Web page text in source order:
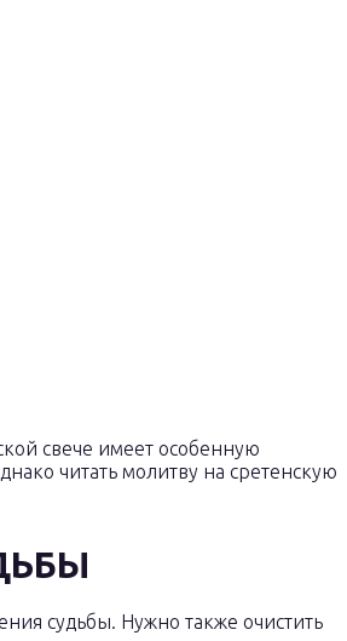
свече имеет особенную
читать молитву на сретенскую
судьбы. Нужно также очистить